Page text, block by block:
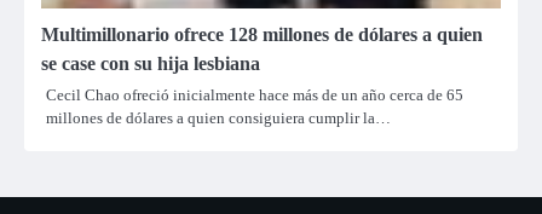
Multimillonario ofrece 128 millones de dólares a quien
se case con su hija lesbiana
Cecil Chao ofreció inicialmente hace más de un año cerca de 65
millones de dólares a quien consiguiera cumplir la…